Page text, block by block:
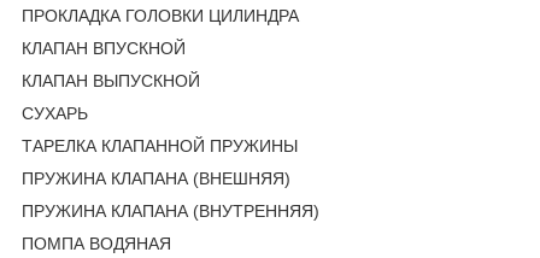
ПРОКЛАДКА ГОЛОВКИ ЦИЛИНДРА
КЛАПАН ВПУСКНОЙ
КЛАПАН ВЫПУСКНОЙ
СУХАРЬ
ТАРЕЛКА КЛАПАННОЙ ПРУЖИНЫ
ПРУЖИНА КЛАПАНА (ВНЕШНЯЯ)
ПРУЖИНА КЛАПАНА (ВНУТРЕННЯЯ)
ПОМПА ВОДЯНАЯ